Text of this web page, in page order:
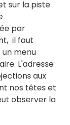
sur la piste
par
il faut
menu
L'adresse
aux
nos têtes et
observer la